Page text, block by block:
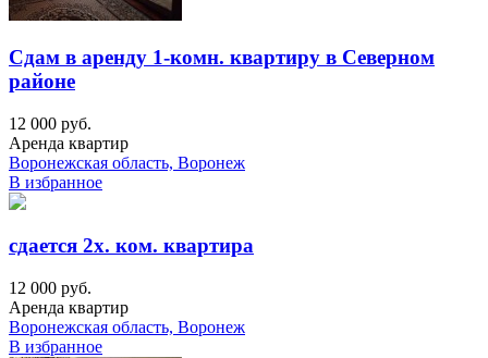
Сдам в аренду 1-комн. квартиру в Северном
районе
12 000 руб.
Аренда квартир
Воронежская область, Воронеж
В избранное
сдается 2х. ком. квартира
12 000 руб.
Аренда квартир
Воронежская область, Воронеж
В избранное